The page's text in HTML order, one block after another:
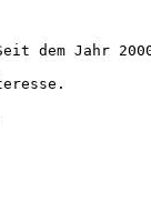
dem Jahr